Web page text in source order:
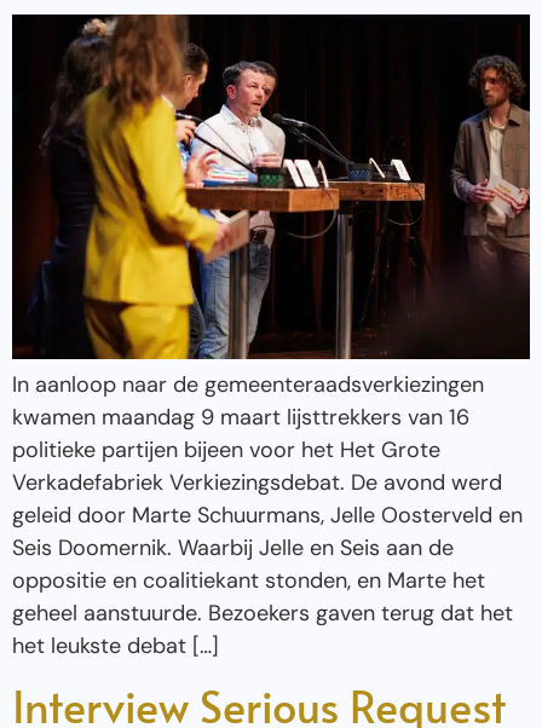
In aanloop naar de gemeenteraadsverkiezingen
kwamen maandag 9 maart lijsttrekkers van 16
politieke partijen bijeen voor het Het Grote
Verkadefabriek Verkiezingsdebat. De avond werd
geleid door Marte Schuurmans, Jelle Oosterveld en
Seis Doomernik. Waarbij Jelle en Seis aan de
oppositie en coalitiekant stonden, en Marte het
geheel aanstuurde. Bezoekers gaven terug dat het
het leukste debat […]
Interview Serious Request